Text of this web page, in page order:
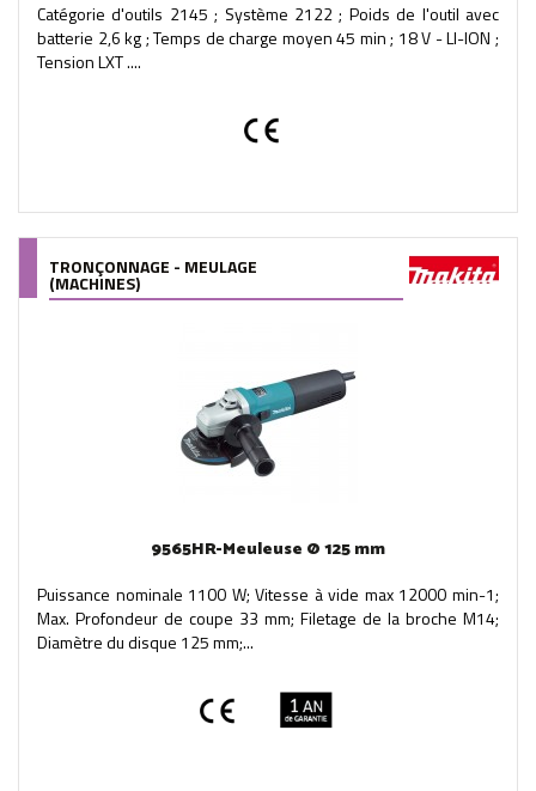
Catégorie d'outils 2145 ; Système 2122 ; Poids de l'outil avec
batterie 2,6 kg ; Temps de charge moyen 45 min ; 18 V - LI-ION ;
Tension LXT ....
TRONÇONNAGE - MEULAGE
(MACHINES)
9565HR-Meuleuse Ø 125 mm
Puissance nominale 1100 W; Vitesse à vide max 12000 min-1;
Max. Profondeur de coupe 33 mm; Filetage de la broche M14;
Diamètre du disque 125 mm;...